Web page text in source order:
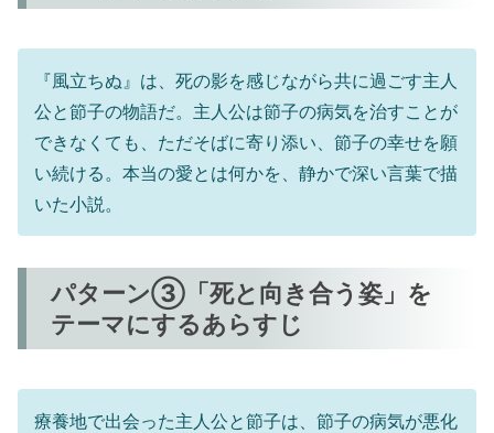
『風立ちぬ』は、死の影を感じながら共に過ごす主人
公と節子の物語だ。主人公は節子の病気を治すことが
できなくても、ただそばに寄り添い、節子の幸せを願
い続ける。本当の愛とは何かを、静かで深い言葉で描
いた小説。
パターン③「死と向き合う姿」を
テーマにするあらすじ
療養地で出会った主人公と節子は、節子の病気が悪化